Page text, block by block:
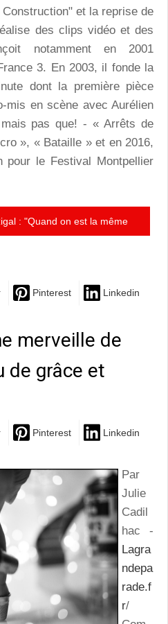
et la reprise de
des clips vidéo et des
notamment en 2001
3. En 2003, il fonde la
dont la première pièce
mis en scène avec Aurélien
pas que! - « Arrêts de
», « Bataille » et en 2016,
pour le Festival Montpellier
: "Quand on est la même
Pinterest Linkedin
merveille de
de grâce et
Pinterest Linkedin
Par
Julie
Cadil
hac -
Lagra
ndepa
rade.f
r/